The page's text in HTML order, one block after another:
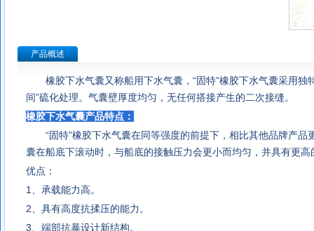
产品概述
橡胶下水气囊又称船用下水气囊 ，“固特”橡胶下水气囊采用
间”硫化处理。气囊壁厚度均匀，无任何搭接产生的二次接缝。
橡胶下水气囊产品特点：
“固特”橡胶下水气囊在同等强度的前提下，相比其他品牌产品
囊在船底下滚动时，与船底的接触压力会更小而均匀，并具有更高
优点：
1、承载能力高。
2、具有高度抗揉压的能力。
3、端部抗暴设计新结构。